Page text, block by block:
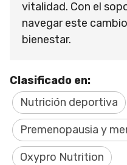
vitalidad. Con el
navegar este
bienestar.
Clasificado en:
Nutrición deportiva
Premenopausia y
Oxypro Nutrition